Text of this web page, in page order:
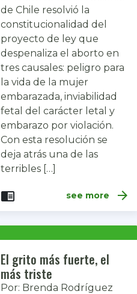
de Chile resolvió la
constitucionalidad del
proyecto de ley que
despenaliza el aborto en
tres causales: peligro para
la vida de la mujer
embarazada, inviabilidad
fetal del carácter letal y
embarazo por violación.
Con esta resolución se
deja atrás una de las
terribles […]
chrome_reader_mode see more arrow_forward
El grito más fuerte, el
más triste
Por: Brenda Rodríguez